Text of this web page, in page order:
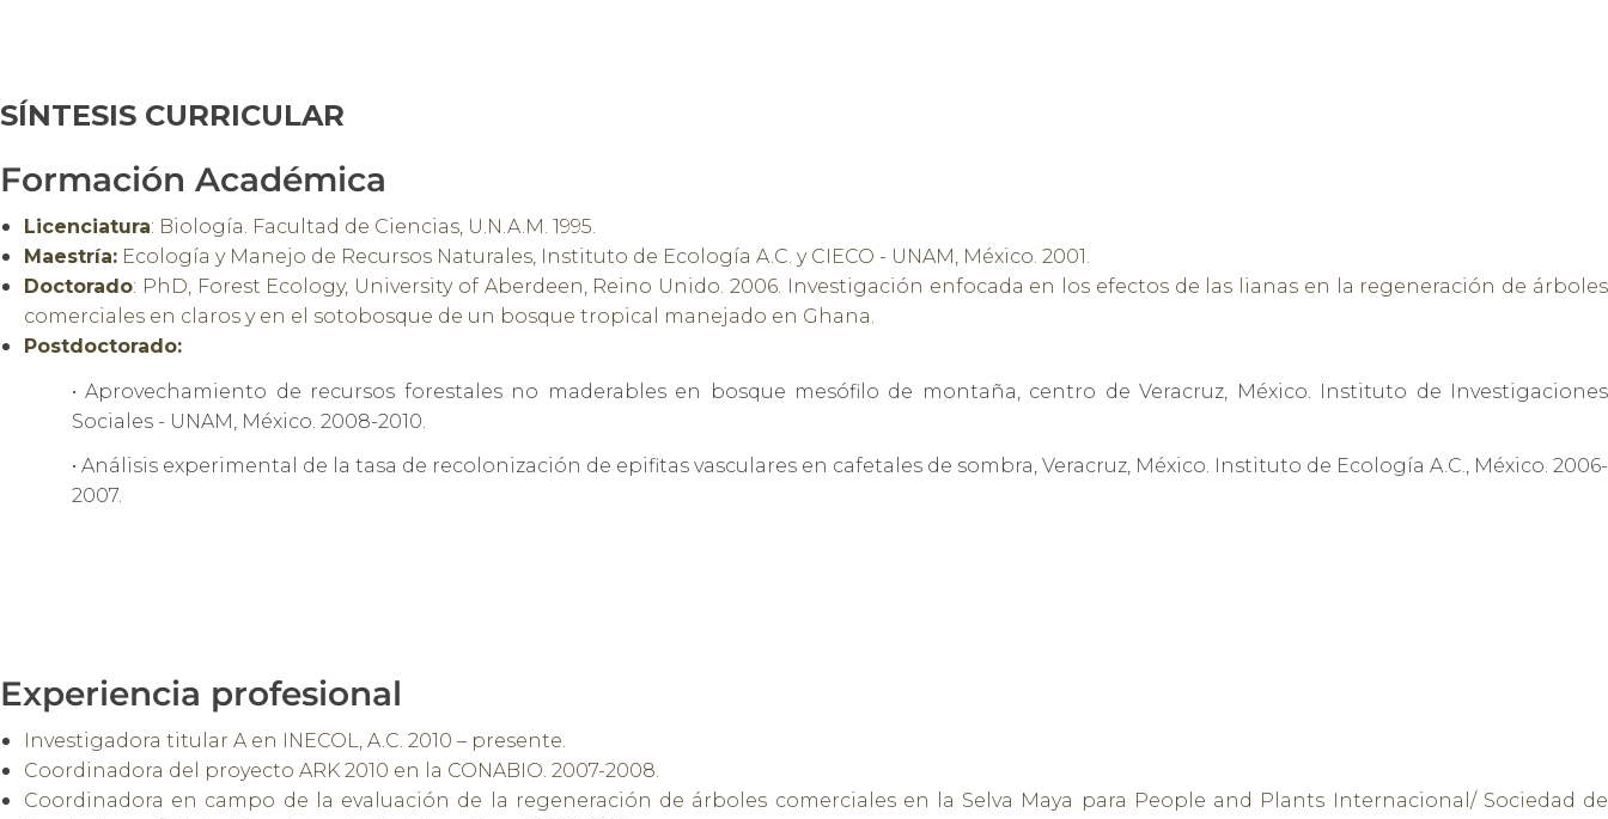
SÍNTESIS CURRICULAR
Formación Académica
Licenciatura: Biología. Facultad de Ciencias, U.N.A.M. 1995.
Maestría: Ecología y Manejo de Recursos Naturales, Instituto de Ecología A.C. y CIECO - UNAM, México. 2001.
Doctorado: PhD, Forest Ecology, University of Aberdeen, Reino Unido. 2006. Investigación enfocada en los efectos de las lianas en la regeneración de árboles
comerciales en claros y en el sotobosque de un bosque tropical manejado en Ghana.
Postdoctorado:
• Aprovechamiento de recursos forestales no maderables en bosque mesófilo de montaña, centro de Veracruz, México. Instituto de Investigaciones
Sociales - UNAM, México. 2008-2010.
• Análisis experimental de la tasa de recolonización de epifitas vasculares en cafetales de sombra, Veracruz, México. Instituto de Ecología A.C., México. 2006-
2007.
Experiencia profesional
Investigadora titular A en INECOL, A.C. 2010 – presente.
Coordinadora del proyecto ARK 2010 en la CONABIO. 2007-2008.
Coordinadora en campo de la evaluación de la regeneración de árboles comerciales en la Selva Maya para People and Plants Internacional/ Sociedad de